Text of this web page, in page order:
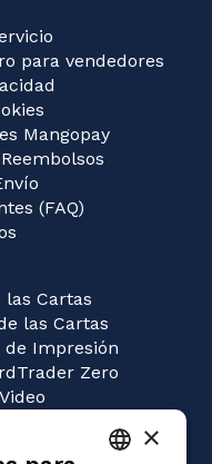
para vendedores
Mangopay
(FAQ)
las Cartas
las Cartas
de Impresión
Zero
×